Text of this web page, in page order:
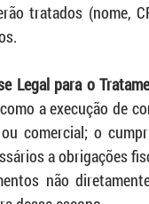
tratados (nome,
Legal para o
a execução de
comercial; o
a obrigações
não